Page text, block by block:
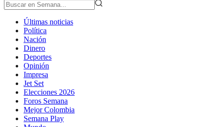
Últimas noticias
Política
Nación
Dinero
Deportes
Opinión
Impresa
Jet Set
Elecciones 2026
Foros Semana
Mejor Colombia
Semana Play